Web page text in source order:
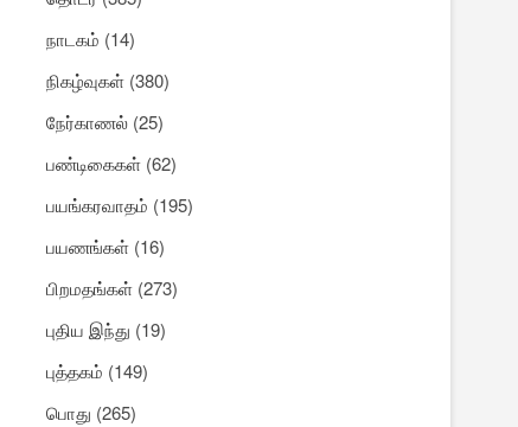
நாடகம் (14)
நிகழ்வுகள் (380)
நேர்காணல் (25)
பண்டிகைகள் (62)
பயங்கரவாதம் (195)
பயணங்கள் (16)
பிறமதங்கள் (273)
புதிய இந்து (19)
புத்தகம் (149)
பொது (265)